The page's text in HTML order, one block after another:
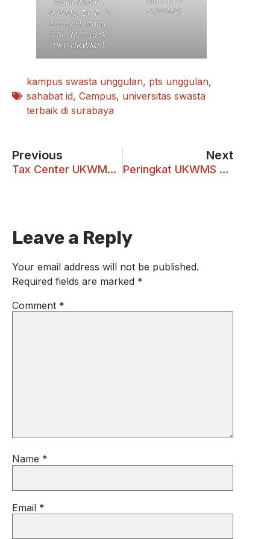
UKWMS, Dr. F. V.
Lanny Hartanti,
S.Si., M.Si (dok.
PKP UKWMS)
UKWMS)
kampus swasta unggulan, pts unggulan,
sahabat id, Campus, universitas swasta
terbaik di surabaya
Previous
Tax Center UKWMS Ajak Wajib Pajak Pribadi Isi SPT Melalui Coretax
Next
Peringkat UKWMS pada UI Green Metric Melesat
Leave a Reply
Your email address will not be published.
Required fields are marked *
Comment *
Name *
Email *